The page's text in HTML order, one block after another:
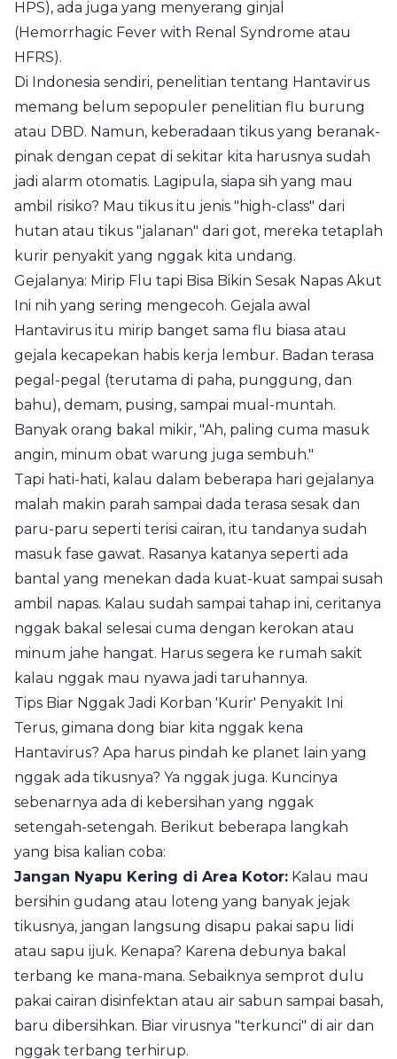
HPS), ada juga yang menyerang ginjal
(Hemorrhagic Fever with Renal Syndrome atau
HFRS).
Di Indonesia sendiri, penelitian tentang Hantavirus
memang belum sepopuler penelitian flu burung
atau DBD. Namun, keberadaan tikus yang beranak-
pinak dengan cepat di sekitar kita harusnya sudah
jadi alarm otomatis. Lagipula, siapa sih yang mau
ambil risiko? Mau tikus itu jenis "high-class" dari
hutan atau tikus "jalanan" dari got, mereka tetaplah
kurir penyakit yang nggak kita undang.
Gejalanya: Mirip Flu tapi Bisa Bikin Sesak Napas Akut
Ini nih yang sering mengecoh. Gejala awal
Hantavirus itu mirip banget sama flu biasa atau
gejala kecapekan habis kerja lembur. Badan terasa
pegal-pegal (terutama di paha, punggung, dan
bahu), demam, pusing, sampai mual-muntah.
Banyak orang bakal mikir, "Ah, paling cuma masuk
angin, minum obat warung juga sembuh."
Tapi hati-hati, kalau dalam beberapa hari gejalanya
malah makin parah sampai dada terasa sesak dan
paru-paru seperti terisi cairan, itu tandanya sudah
masuk fase gawat. Rasanya katanya seperti ada
bantal yang menekan dada kuat-kuat sampai susah
ambil napas. Kalau sudah sampai tahap ini, ceritanya
nggak bakal selesai cuma dengan kerokan atau
minum jahe hangat. Harus segera ke rumah sakit
kalau nggak mau nyawa jadi taruhannya.
Tips Biar Nggak Jadi Korban 'Kurir' Penyakit Ini
Terus, gimana dong biar kita nggak kena
Hantavirus? Apa harus pindah ke planet lain yang
nggak ada tikusnya? Ya nggak juga. Kuncinya
sebenarnya ada di kebersihan yang nggak
setengah-setengah. Berikut beberapa langkah
yang bisa kalian coba:
Jangan Nyapu Kering di Area Kotor: Kalau mau
bersihin gudang atau loteng yang banyak jejak
tikusnya, jangan langsung disapu pakai sapu lidi
atau sapu ijuk. Kenapa? Karena debunya bakal
terbang ke mana-mana. Sebaiknya semprot dulu
pakai cairan disinfektan atau air sabun sampai basah,
baru dibersihkan. Biar virusnya "terkunci" di air dan
nggak terbang terhirup.